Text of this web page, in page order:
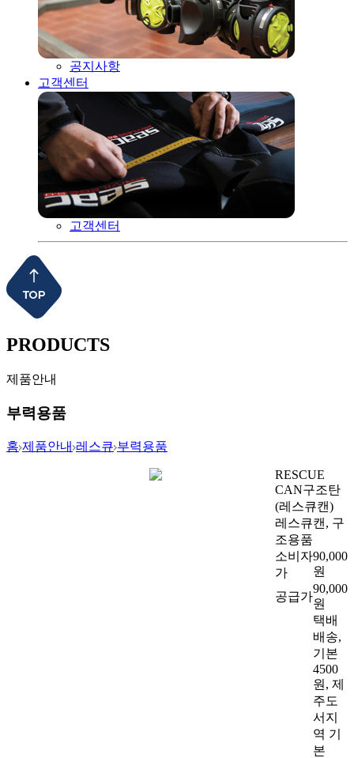
공지사항
고객센터
고객센터
PRODUCTS
제품안내
부력용품
홈 제품안내 레스큐 부력용품
RESCUE
CAN구조탄
(레스큐캔)
레스큐캔, 구
조용품
소비자
가
90,000
원
공급가
90,000
원
택배
배송,
기본
4500
원, 제
주도
서지
역 기
본